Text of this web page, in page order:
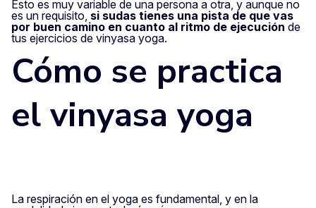
Esto es muy variable de una persona a otra, y aunque no
es un requisito, si sudas tienes una pista de que vas
por buen camino en cuanto al ritmo de ejecución de
tus ejercicios de vinyasa yoga.
Cómo se practica
el vinyasa yoga
La respiración en el yoga es fundamental, y en la